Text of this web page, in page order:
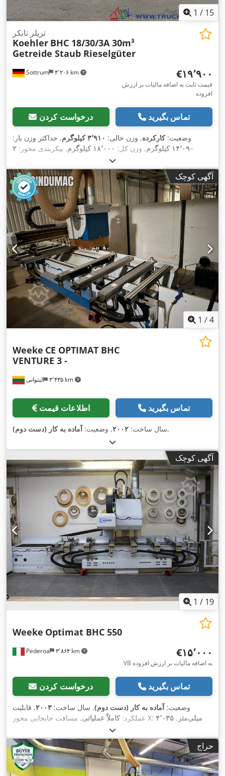
1 / 15
Sottrum ۴٬۲۰۶ km
تریلر تانکر
Koehler BHC 18/30/3A 30m³
Getreide Staub Rieselgüter
‎€۱۹٬۹۰۰
قیمت ثابت به اضافه مالیات بر ارزش
افزوده
درخواست کردن تماس بگیرید
وضعیت:کارکرده, وزن خالی: ۳٬۹۱۰ کیلوگرم
, حداکثر وزن بار:
۱۴٬۰۹۰ کیلوگرم
, وزن کل: ۱۸٬۰۰۰ کیلوگرم , پیکربندی محور: ۲
, حجم فضای بارگیری:
نوع چرخ‌دنده:دیگر, کابین راننده:دیگر, تجهیزات: ,
آگهی کوچک
1 /4
لیتوانی ۳٬۴۳۵ km
Weeke CE OPTIMAT BHC
VENTURE 3 -
اطلاعات قیمت تماس بگیرید
سال ساخت: ۲۰۰۲, وضعیت: آماده به کار (دست دوم) ,
آگهی کوچک
1 / 19
Pederoa ۳٬۸۶۴ km
Weeke Optimat BHC 550
‎€۱۵٬۰۰۰
VB به اضافه مالیات بر ارزش افزوده
درخواست کردن تماس بگیرید
وضعیت:آماده به کار (دست دوم), سال ساخت: ۲۰۰۳, قابلیت
عملکرد:کاملاً عملیاتی , مسافت جابجایی محور X: ۴٬۰۳۵ میلی‌متر ,
۳۸۰ میلی‌متر, تجهیزات:مستندات / راهنما, نقاله براده ,
حراج